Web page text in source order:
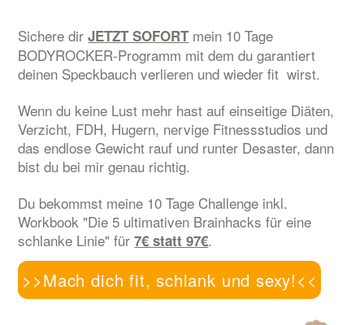
Sichere dirJETZT SOFORT mein 10 Tage
BODYROCKER-Programm mit dem du garantiert
deinen Speckbauch verlieren und wieder fit wirst.
Wenn du keine Lust mehr hast auf einseitige Diäten,
Verzicht, FDH, Hugern, nervige Fitnessstudios und
das endlose Gewicht rauf und runter Desaster, dann
bist du bei mir genau richtig.
Du bekommst meine 10 Tage Challenge inkl.
Workbook "Die 5 ultimativen Brainhacks für eine
schlanke Linie" für7€ statt 97€.
>>Mach dich fit, schlank und sexy!<<